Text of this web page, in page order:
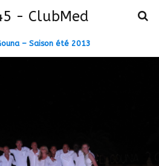
- ClubMed
– Saison été 2013